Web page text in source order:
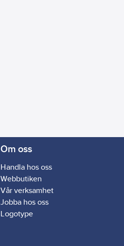
Om oss
Handla hos oss
Webbutiken
Vår verksamhet
Jobba hos oss
Logotype